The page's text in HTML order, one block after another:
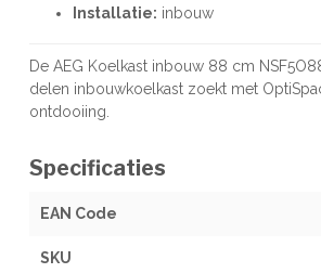
Installatie: inbouw
De AEG Koelkast inbouw 88 cm
delen inbouwkoelkast zoekt met
ontdooiing.
Specificaties
EAN Code
SKU